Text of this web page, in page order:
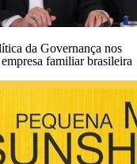
da Governança nos
familiar brasileira